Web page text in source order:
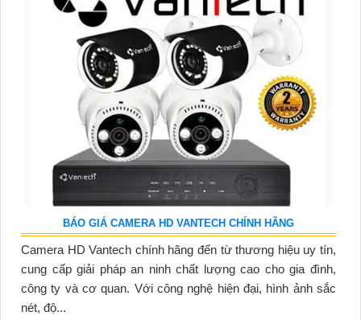
BÁO GIÁ CAMERA HD VANTECH CHÍNH HÃNG
Camera HD Vantech chính hãng đến từ thương hiệu uy tín,
cung cấp giải pháp an ninh chất lượng cao cho gia đình,
công ty và cơ quan. Với công nghệ hiện đại, hình ảnh sắc
nét, độ...